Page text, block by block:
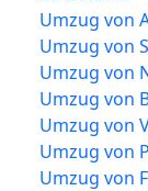
Umzug von
Umzug von
Umzug von
Umzug von
Umzug von
Umzug von
Umzug von